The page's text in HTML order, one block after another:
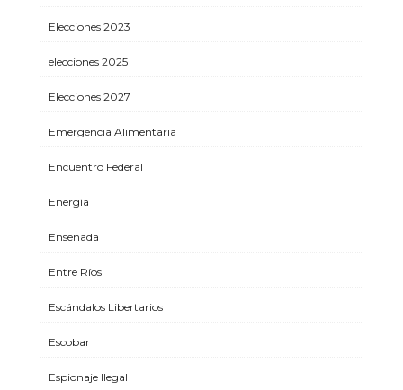
Elecciones 2023
elecciones 2025
Elecciones 2027
Emergencia Alimentaria
Encuentro Federal
Energía
Ensenada
Entre Ríos
Escándalos Libertarios
Escobar
Espionaje Ilegal